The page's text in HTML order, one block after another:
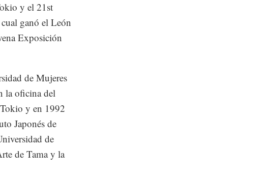
y el 21st
ganó el León
Exposición
de Mujeres
la oficina del
y en 1992
Japonés de
de
de Tama y la